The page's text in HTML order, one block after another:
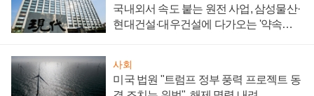
국내외서 속도 붙는 원전 사업, 삼성물산·
현대건설·대우건설에 다가오는 '약속의
사회
미국 법원 "트럼프 정부 풍력 프로젝트 동